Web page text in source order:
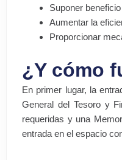
Suponer
Aumentar la
Proporcionar
¿Y cómo
En primer lugar, la
General del Tesoro y
requeridas y una
entrada en el espacio